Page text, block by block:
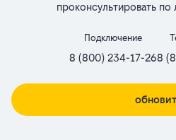
проконсультировать
Подключение
8 (800) 234-17-268